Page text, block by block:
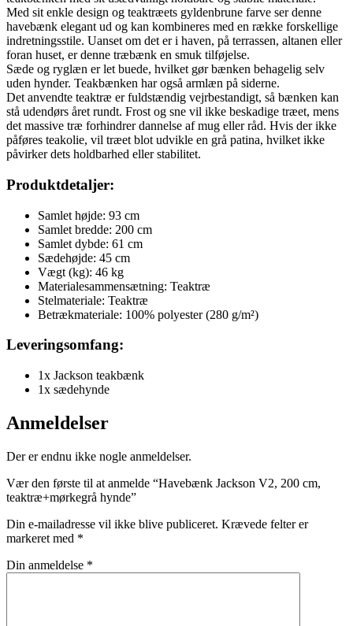
Med sit enkle design og teaktræets gyldenbrune farve ser denne
havebænk elegant ud og kan kombineres med en række forskellige
indretningsstile. Uanset om det er i haven, på terrassen, altanen eller
foran huset, er denne træbænk en smuk tilføjelse.
Sæde og ryglæn er let buede, hvilket gør bænken behagelig selv
uden hynder. Teakbænken har også armlæn på siderne.
Det anvendte teaktræ er fuldstændig vejrbestandigt, så bænken kan
stå udendørs året rundt. Frost og sne vil ikke beskadige træet, mens
det massive træ forhindrer dannelse af mug eller råd. Hvis der ikke
påføres teakolie, vil træet blot udvikle en grå patina, hvilket ikke
påvirker dets holdbarhed eller stabilitet.
Produktdetaljer:
Samlet højde: 93 cm
Samlet bredde: 200 cm
Samlet dybde: 61 cm
Sædehøjde: 45 cm
Vægt (kg): 46 kg
Materialesammensætning: Teaktræ
Stelmateriale: Teaktræ
Betrækmateriale: 100% polyester (280 g/m²)
Leveringsomfang:
1x Jackson teakbænk
1x sædehynde
Anmeldelser
Der er endnu ikke nogle anmeldelser.
Vær den første til at anmelde “Havebænk Jackson V2, 200 cm,
teaktræ+mørkegrå hynde”
Din e-mailadresse vil ikke blive publiceret. Krævede felter er
markeret med *
Din anmeldelse *